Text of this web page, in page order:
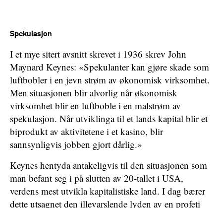
Spekulasjon
I et mye sitert avsnitt skrevet i 1936 skrev John
Maynard Keynes: «Spekulanter kan gjøre skade som
luftbobler i en jevn strøm av økonomisk virksomhet.
Men situasjonen blir alvorlig når økonomisk
virksomhet blir en luftboble i en malstrøm av
spekulasjon. Når utviklinga til et lands kapital blir et
biprodukt av aktivitetene i et kasino, blir
sannsynligvis jobben gjort dårlig.»
Keynes hentyda antakeligvis til den situasjonen som
man befant seg i på slutten av 20-tallet i USA,
verdens mest utvikla kapitalistiske land. I dag bærer
dette utsagnet den illevarslende lyden av en profeti